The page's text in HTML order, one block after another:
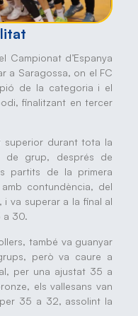
Campionat d’Espanya
a Saragossa, on el FC
de la categoria i el
finalitzant en tercer
superior durant tota la
de grup, després de
partits de la primera
contundència, del
i va superar a la final al
a 30.
també va guanyar
però va caure a
per una ajustat 35 a
els vallesans van
35 a 32, assolint la